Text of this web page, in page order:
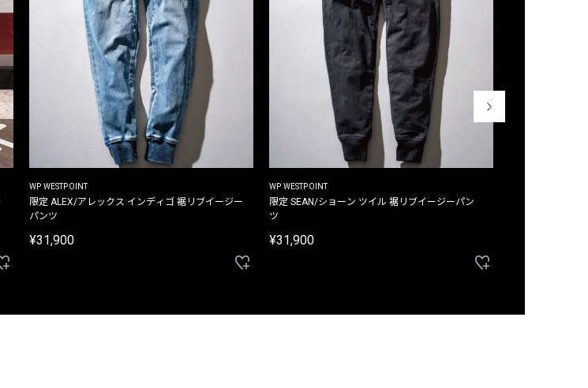
WP WESTPOINT
限定 ALEX/アレックス インディゴ 裾リブイージー
パンツ
¥31,900
WP WESTPOINT
限定 SEAN/ショーン ツイル 裾リブイージーパン
ツ
¥31,900